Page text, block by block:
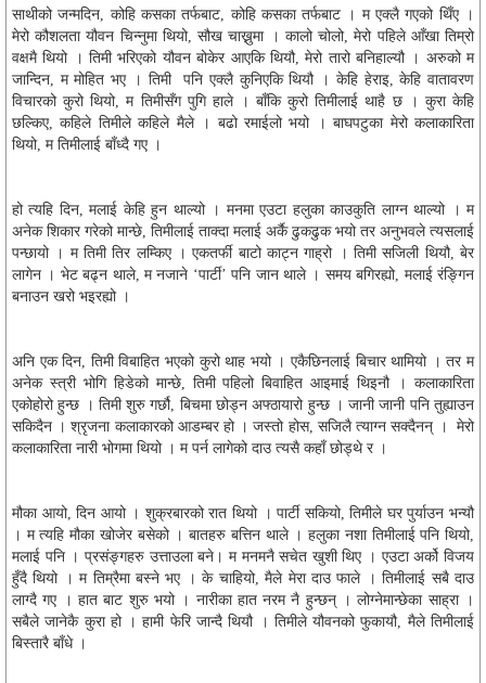
साथीको जन्मदिन, कोहि कसका तर्फबाट, कोहि कसका तर्फबाट । म एक्लै गएको थिँए ।
मेरो कौशलता यौवन चिन्नुमा थियो, सौख चाख्नुमा । कालो चोलो, मेरो पहिले आँखा तिम्रो
वक्षमै थियो । तिमी भरिएको यौवन बोकेर आएकि थियौ, मेरो तारो बनिहाल्यौ । अरुको म
जान्दिन, म मोहित भए । तिमी पनि एक्लै कुनिएकि थियौ । केहि हेराइ, केहि वातावरण
विचारको कुरो थियो, म तिमीसँग पुगि हाले । बाँकि कुरो तिमीलाई थाहै छ । कुरा केहि
छल्किए, कहिले तिमीले कहिले मैले । बढो रमाईलो भयो । बाघपटुका मेरो कलाकारिता
थियो, म तिमीलाई बाँध्दै गए ।
हो त्यहि दिन, मलाई केहि हुन थाल्यो । मनमा एउटा हलुका काउकुति लाग्न थाल्यो । म
अनेक शिकार गरेको मान्छे, तिमीलाई ताक्दा मलाई अर्कै ढुकढुक भयो तर अनुभवले त्यसलाई
पन्छायो । म तिमी तिर लम्किए । एकतर्फी बाटो काट्न गाह्रो । तिमी सजिली थियौ, बेर
लागेन । भेट बढ्न थाले, म नजाने ‘पार्टी’ पनि जान थाले । समय बगिरह्यो, मलाई रंङ्गिन
बनाउन खरो भइरह्यो ।
अनि एक दिन, तिमी विबाहित भएको कुरो थाह भयो । एकैछिनलाई बिचार थामियो । तर म
अनेक स्त्री भोगि हिडेको मान्छे, तिमी पहिलो बिवाहित आइमाई थिइनौ । कलाकारिता
एकोहोरो हुन्छ । तिमी शुरु गर्छौ, बिचमा छोड्न अफ्ठायारो हुन्छ । जानी जानी पनि तुह्याउन
सकिदैन । श्रृजना कलाकारको आडम्बर हो । जस्तो होस, सजिलै त्याग्न सक्दैनन् । मेरो
कलाकारिता नारी भोगमा थियो । म पर्न लागेको दाउ त्यसै कहाँ छोड्थे र ।
मौका आयो, दिन आयो । शुक्रबारको रात थियो । पार्टी सकियो, तिमीले घर पुर्याउन भन्यौ
। म त्यहि मौका खोजेर बसेको । बातहरु बत्तिन थाले । हलुका नशा तिमीलाई पनि थियो,
मलाई पनि । प्रसंङ्गहरु उत्ताउला बने। म मनमनै सचेत खुशी थिए । एउटा अर्को विजय
हुँदै थियो । म तिम्रैमा बस्ने भए । के चाहियो, मैले मेरा दाउ फाले । तिमीलाई सबै दाउ
लाग्दै गए । हात बाट शुरु भयो । नारीका हात नरम नै हुन्छन् । लोग्नेमान्छेका साह्रा ।
सबैले जानेकै कुरा हो । हामी फेरि जान्दै थियौ । तिमीले यौवनको फुकायौ, मैले तिमीलाई
बिस्तारै बाँधे ।